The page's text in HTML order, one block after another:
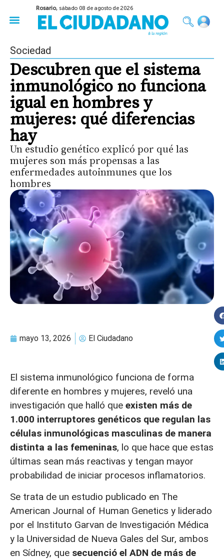
Rosario, sábado 08 de agosto de 2026
Sociedad
Descubren que el sistema
inmunológico no funciona
igual en hombres y
mujeres: qué diferencias
hay
Un estudio genético explicó por qué las
mujeres son más propensas a las
enfermedades autoinmunes que los
hombres
mayo 13, 2026 El Ciudadano
El sistema inmunológico funciona de forma
diferente en hombres y mujeres, reveló una
investigación que halló que existen más de
1.000 interruptores genéticos que regulan las
células inmunológicas masculinas de manera
distinta a las femeninas, lo que hace que estas
últimas sean más reactivas y tengan mayor
probabilidad de iniciar procesos inflamatorios.
Se trata de un estudio publicado en The
American Journal of Human Genetics y liderado
por el Instituto Garvan de Investigación Médica
y la Universidad de Nueva Gales del Sur, ambos
en Sídney, que secuenció el ADN de más de